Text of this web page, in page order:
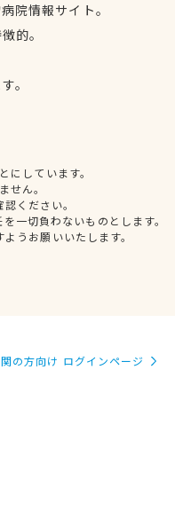
院情報サイト。
的。
。
しています。
せん。
ください。
一切負わないものとします。
うお願いいたします。
の方向け ログインページ